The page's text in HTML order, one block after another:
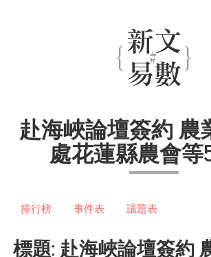
赴海峽論壇簽約 農
處花蓮縣農會等
排行榜 事件表 議題表
標題: 赴海峽論壇簽約